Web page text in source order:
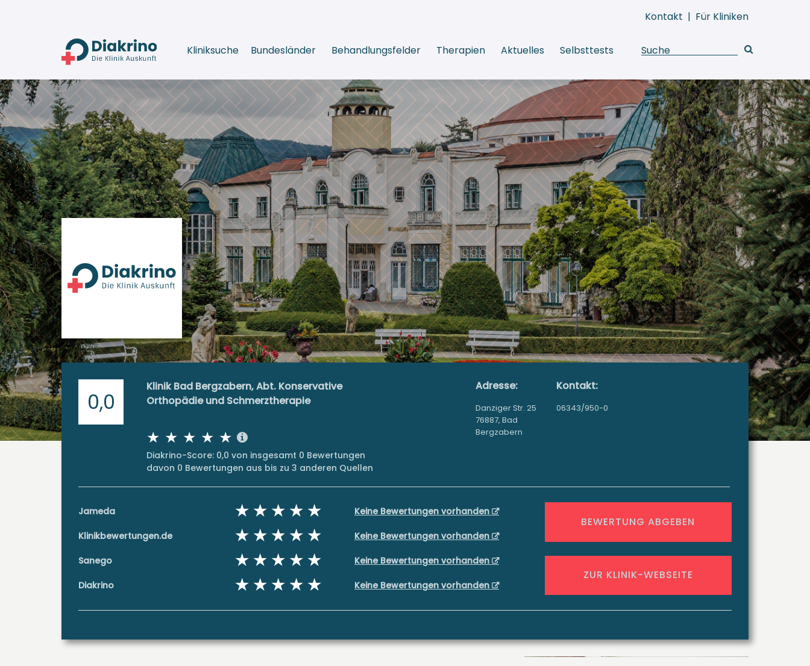
Kontakt | Für Kliniken
Kliniksuche Bundesländer Behandlungsfelder Therapien Aktuelles Selbsttests
0,0
Klinik Bad Bergzabern, Abt. Konservative
Orthopädie und Schmerztherapie
Diakrino-Score: 0,0 von insgesamt 0 Bewertungen
davon 0 Bewertungen aus bis zu 3 anderen Quellen
Adresse:
Danziger Str. 25
76887, Bad
Bergzabern
Kontakt:
06343/950-0
Jameda Keine Bewertungen vorhanden
Klinikbewertungen.de Keine Bewertungen vorhanden
Sanego Keine Bewertungen vorhanden
Diakrino Keine Bewertungen vorhanden
BEWERTUNG ABGEBEN
ZUR KLINIK-WEBSEITE